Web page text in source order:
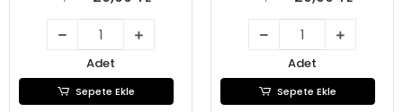
Adet
Sepete Ekle
Adet
Sepete Ekle